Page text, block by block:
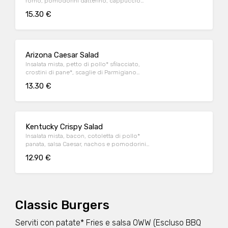
15.30 €
Arizona Caesar Salad
Insalata mista, petto di pollo* sfilacciato,
crostini di pane*, scaglie di Parmigiano
13.30 €
Kentucky Crispy Salad
Insalata mista, bacon, cotoletta di pollo*
panata, salsa Caesar, nachos e pomodorini
12.90 €
Classic Burgers
Serviti con patate* Fries e salsa OWW (Escluso BBQ